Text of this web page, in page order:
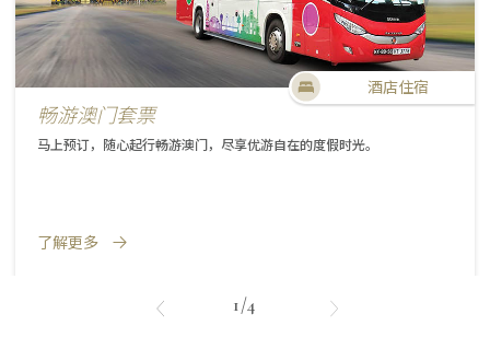
酒店住宿
畅游澳门套票
马上预订，随心起行畅游澳门，尽享优游自在的度假时光。
了解更多
1/4